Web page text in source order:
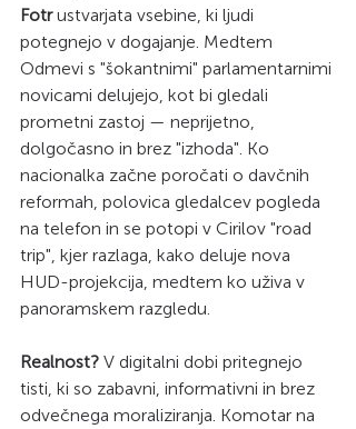
Fotr ustvarjata vsebine, ki ljudi
potegnejo v dogajanje. Medtem
Odmevi s "šokantnimi" parlamentarnimi
novicami delujejo, kot bi gledali
prometni zastoj — neprijetno,
dolgočasno in brez "izhoda". Ko
nacionalka začne poročati o davčnih
reformah, polovica gledalcev pogleda
na telefon in se potopi v Cirilov "road
trip", kjer razlaga, kako deluje nova
HUD-projekcija, medtem ko uživa v
panoramskem razgledu.
Realnost? V digitalni dobi pritegnejo
tisti, ki so zabavni, informativni in brez
odvečnega moraliziranja. Komotar na